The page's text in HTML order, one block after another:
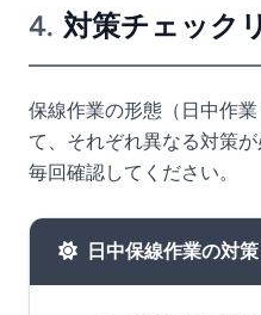
4. 対策チェック
保線作業の形態（日中作
て、それぞれ異なる対策
毎回確認してください。
日中保線作業の対策